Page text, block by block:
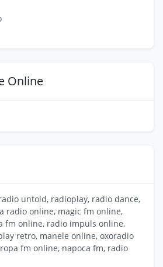
Online
untold, radioplay, radio dance,
radio online, magic fm online,
fm online, radio impuls online,
retro, manele online, oxoradio
fm online, napoca fm, radio